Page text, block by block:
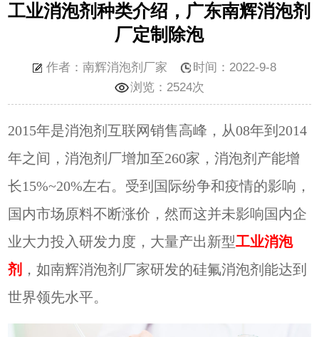
工业消泡剂种类介绍，广东南辉消泡剂
厂定制除泡
作者：南辉消泡剂厂家
时间：2022-9-8
浏览： 2524次
2015年是消泡剂互联网销售高峰，从08年到2014
年之间，消泡剂厂增加至260家，消泡剂产能增
长15%~20%左右。 受到国际纷争和疫情的影响，
国内市场原料不断涨价，然而这并未影响国内企
业大力投入研发力度，大量产出新型工业消泡
剂
，如南辉消泡剂厂家研发的硅氟消泡剂能达到
世界领先水平。